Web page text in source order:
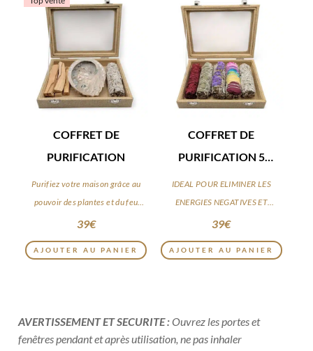
COFFRET DE
PURIFICATION
Purifiez votre maison grâce au
pouvoir des plantes et du feu
sacré.
39€
AJOUTER AU PANIER
COFFRET DE
PURIFICATION 5
SAUGES
IDEAL POUR ELIMINER LES
ENERGIES NEGATIVES ET
STAGNANTES
39€
AJOUTER AU PANIER
AVERTISSEMENT ET SECURITE :Ouvrez les portes et
fenêtres pendant et après utilisation, ne pas inhaler